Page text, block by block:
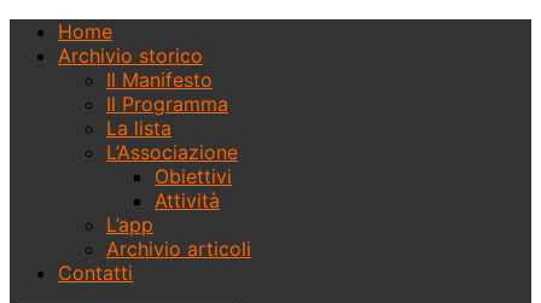
Home
Archivio storico
Il Manifesto
Il Programma
La lista
L’Associazione
Obiettivi
Attività
L’app
Archivio articoli
Contatti